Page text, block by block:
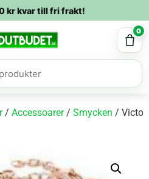
krkvar till fri frakt!
0
/ Accessoarer/ Smycken /